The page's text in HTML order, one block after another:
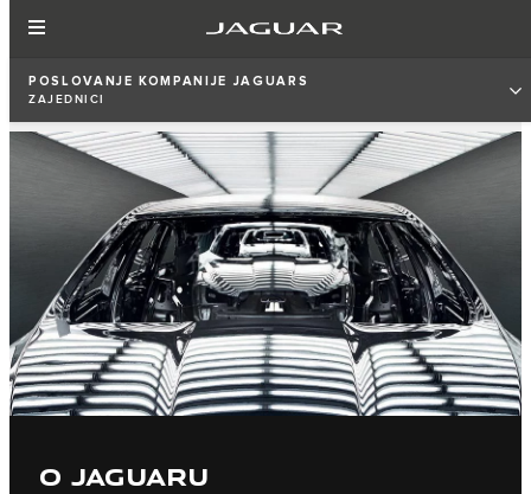
POSLOVANJE KOMPANIJE JAGUARS
ZAJEDNICI
O JAGUARU